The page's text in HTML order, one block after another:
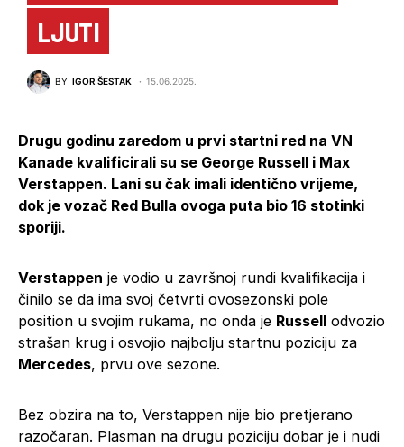
LJUTI
BY IGOR ŠESTAK 15.06.2025.
Drugu godinu zaredom u prvi startni red na VN
Kanade kvalificirali su se George Russell i Max
Verstappen. Lani su čak imali identično vrijeme,
dok je vozač Red Bulla ovoga puta bio 16 stotinki
sporiji.
Verstappen je vodio u završnoj rundi kvalifikacija i
činilo se da ima svoj četvrti ovosezonski pole
position u svojim rukama, no onda je Russell odvozio
strašan krug i osvojio najbolju startnu poziciju za
Mercedes, prvu ove sezone.
Bez obzira na to, Verstappen nije bio pretjerano
razočaran. Plasman na drugu poziciju dobar je i nudi